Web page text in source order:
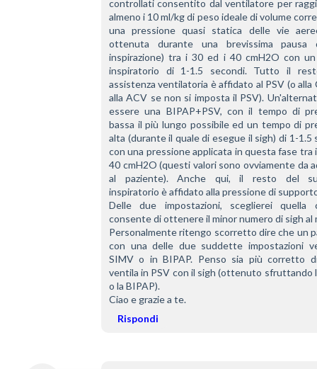
controllati consentito dal ventilatore per
almeno i 10 ml/kg di peso ideale di volume
una pressione quasi statica delle vie
ottenuta durante una brevissima pausa
inspirazione) tra i 30 ed i 40 cmH2O con
inspiratorio di 1-1.5 secondi. Tutto il
assistenza ventilatoria è affidato al PSV (o alla
alla ACV se non si imposta il PSV).
essere una BIPAP+PSV, con il tempo di
bassa il più lungo possibile ed un tempo di
alta (durante il quale di esegue il sigh) di 1-1.5
con una pressione applicata in questa fase tra
40 cmH2O (questi valori sono ovviamente da
al paziente). Anche qui, il resto del
inspiratorio è affidato alla pressione di
Delle due impostazioni, sceglierei quella
consente di ottenere il minor numero di sigh al
Personalmente ritengo scorretto dire che un
con una delle due suddette impostazioni
SIMV o in BIPAP. Penso sia più corretto
ventila in PSV con il sigh (ottenuto sfruttando
o la BIPAP).
Ciao e grazie a te.
Rispondi